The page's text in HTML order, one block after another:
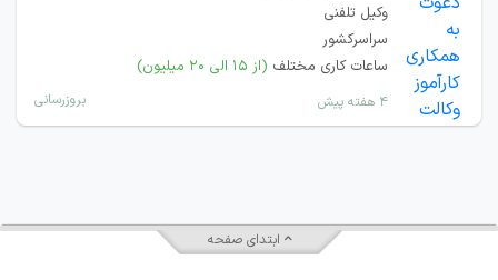
وکیل تلفنی
سراسرکشور
ساعات کاری مختلف (از ۱۵ الی ۲۰ میلیون)
۴ هفته پیش بروزرسانی
ابتدای صفحه